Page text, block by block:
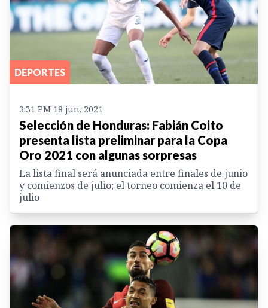
DEPORTES
3:31 PM 18 jun. 2021
Selección de Honduras: Fabián Coito
presenta lista preliminar para la Copa
Oro 2021 con algunas sorpresas
La lista final será anunciada entre finales de junio
y comienzos de julio; el torneo comienza el 10 de
julio